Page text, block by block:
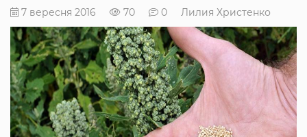
7 вересня 2016 70 0 Лилия Христенко